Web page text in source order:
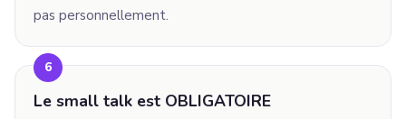
pas personnellement.
6
Le small talk est OBLIGATOIRE